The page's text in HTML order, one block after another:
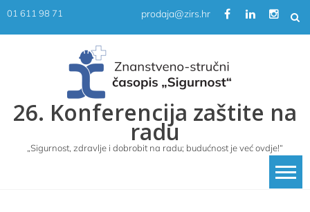
Skip01 611 98 71 prodaja@zirs.hr
26. Konferencija zaštite na
radu
„Sigurnost, zdravlje i dobrobit na radu; budućnost je već ovdje!“